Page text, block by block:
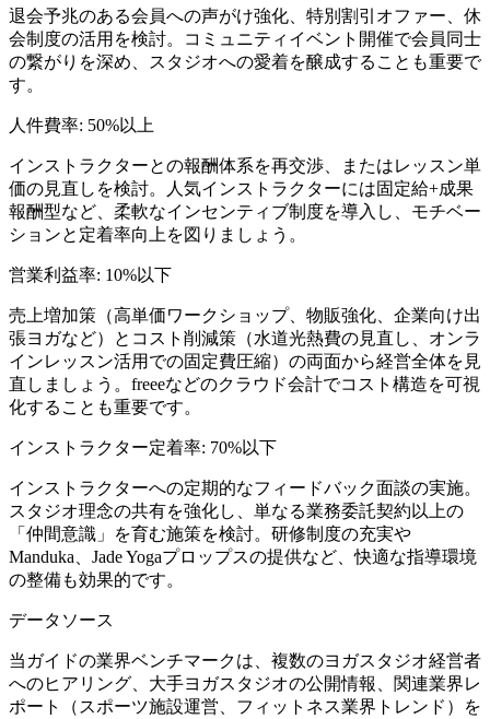
退会予兆のある会員への声がけ強化、特別割引オファー、休
会制度の活用を検討。コミュニティイベント開催で会員同士
の繋がりを深め、スタジオへの愛着を醸成することも重要で
す。
人件費率: 50%以上
インストラクターとの報酬体系を再交渉、またはレッスン単
価の見直しを検討。人気インストラクターには固定給+成果
報酬型など、柔軟なインセンティブ制度を導入し、モチベー
ションと定着率向上を図りましょう。
営業利益率: 10%以下
売上増加策（高単価ワークショップ、物販強化、企業向け出
張ヨガなど）とコスト削減策（水道光熱費の見直し、オンラ
インレッスン活用での固定費圧縮）の両面から経営全体を見
直しましょう。freeeなどのクラウド会計でコスト構造を可視
化することも重要です。
インストラクター定着率: 70%以下
インストラクターへの定期的なフィードバック面談の実施。
スタジオ理念の共有を強化し、単なる業務委託契約以上の
「仲間意識」を育む施策を検討。研修制度の充実や
Manduka、Jade Yogaプロップスの提供など、快適な指導環境
の整備も効果的です。
データソース
当ガイドの業界ベンチマークは、複数のヨガスタジオ経営者
へのヒアリング、大手ヨガスタジオの公開情報、関連業界レ
ポート（スポーツ施設運営、フィットネス業界トレンド）を